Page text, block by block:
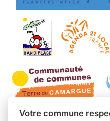
Votre commune